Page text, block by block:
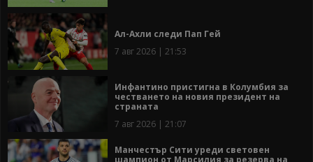
Ал-Ахли следи Пап Гей
7 авг 2026 | 21:53
Инфантино пристигна в Колумбия за
честването на новия президент на
страната
7 авг 2026 | 21:07
Манчестър Сити уреди световен
шампион от Марсилия за резерва на